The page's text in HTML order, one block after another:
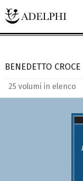
BENEDETTO CROCE
25 volumi in elenco